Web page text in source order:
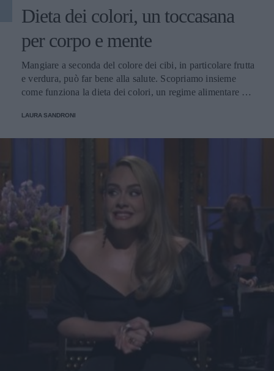
Dieta dei colori, un toccasana
per corpo e mente
Mangiare a seconda del colore dei cibi, in particolare frutta
e verdura, può far bene alla salute. Scopriamo insieme
come funziona la dieta dei colori, un regime alimentare per
LAURA SANDRONI